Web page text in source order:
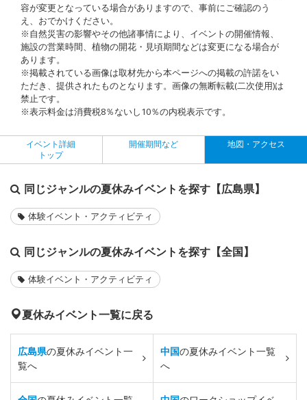
容が変更となっている場合がありますので、事前にご確認のう
え、おでかけください。
※自然災害の影響やその他諸事情により、イベントの開催情報、
施設の営業時間、植物の開花・見頃期間などは変更になる場合が
あります。
※掲載されている画像は取材先から本ページへの掲載の許諾をい
ただき、提供されたものとなります。画像の無断転載(二次使用)は
禁止です。
※表示料金は消費税8％ないし10％の内税表示です。
イベント詳細
トップ
開催期間など 地図・アクセス
同じジャンルの夏休みイベントを探す【広島県】
体験イベント・アクティビティ
同じジャンルの夏休みイベントを探す【全国】
体験イベント・アクティビティ
夏休みイベント一覧に戻る
広島県の夏休みイベント一
覧へ
中国の夏休みイベント一覧
へ